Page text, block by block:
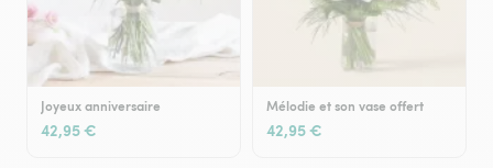
Joyeux anniversaire
42,95 €
Mélodie et son vase offert
42,95 €